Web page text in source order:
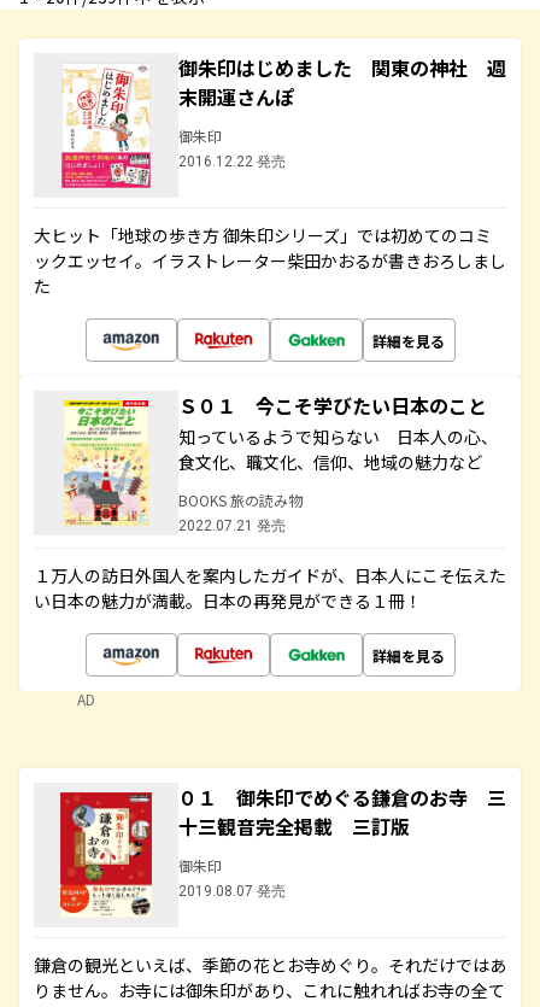
御朱印はじめました 関東の神社 週
末開運さんぽ
御朱印
2016.12.22 発売
大ヒット「地球の歩き方 御朱印シリーズ」では初めてのコミ
ックエッセイ。イラストレーター柴田かおるが書きおろしまし
た
詳細を見る
Ｓ０１ 今こそ学びたい日本のこと
知っているようで知らない 日本人の心、
食文化、職文化、信仰、地域の魅力など
BOOKS 旅の読み物
2022.07.21 発売
１万人の訪日外国人を案内したガイドが、日本人にこそ伝えた
い日本の魅力が満載。日本の再発見ができる１冊！
詳細を見る
AD
０１ 御朱印でめぐる鎌倉のお寺 三
十三観音完全掲載 三訂版
御朱印
2019.08.07 発売
鎌倉の観光といえば、季節の花とお寺めぐり。それだけではあ
りません。お寺には御朱印があり、これに触れればお寺の全て